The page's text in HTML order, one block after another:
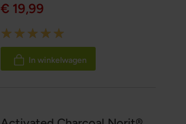
€ 19,99
Rating:
100%
In winkelwagen